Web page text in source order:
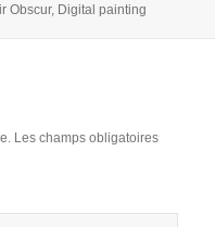
Obscur, Digital painting
Les champs obligatoires